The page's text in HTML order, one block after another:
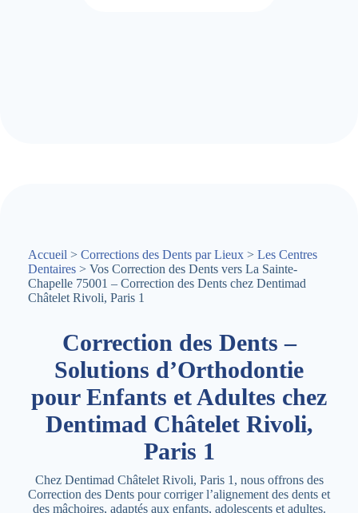
Accueil > Corrections des Dents par Lieux > Les Centres
Dentaires > Vos Correction des Dents vers La Sainte-
Chapelle 75001 – Correction des Dents chez Dentimad
Châtelet Rivoli, Paris 1
Correction des Dents –
Solutions d’Orthodontie
pour Enfants et Adultes chez
Dentimad Châtelet Rivoli,
Paris 1
Chez Dentimad Châtelet Rivoli, Paris 1, nous offrons des
Correction des Dents pour corriger l’alignement des dents et
des mâchoires, adaptés aux enfants, adolescents et adultes.